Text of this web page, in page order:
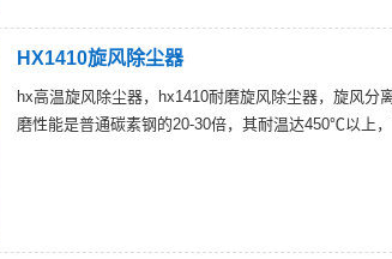
HX1410旋风除尘器
hx高温旋风除尘器，hx1410耐磨旋风除尘器，旋风分
磨性能是普通碳素钢的20-30倍，其耐温达450℃以上，